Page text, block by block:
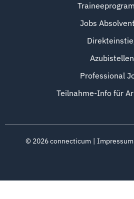
Jobs
Azubistellen
Professional
Teilnahme-Info für
© 2026connecticum Impressum